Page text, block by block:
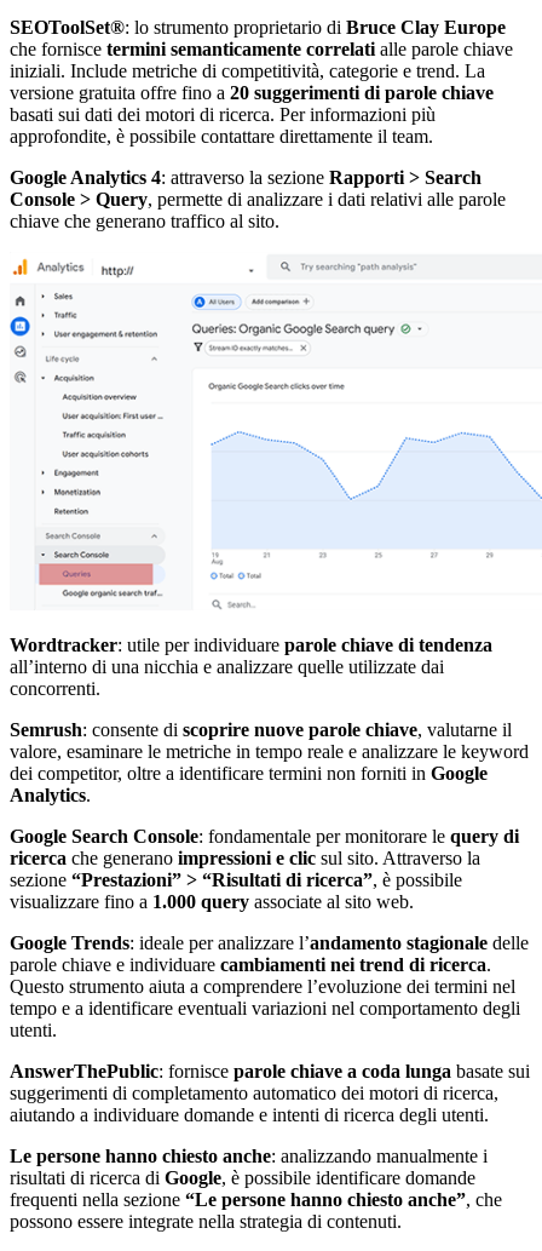
SEOToolSet®: lo strumento proprietario di Bruce Clay Europe
che fornisce termini semanticamente correlati alle parole chiave
iniziali. Include metriche di competitività, categorie e trend. La
versione gratuita offre fino a 20 suggerimenti di parole chiave
basati sui dati dei motori di ricerca. Per informazioni più
approfondite, è possibile contattare direttamente il team.
Google Analytics 4: attraverso la sezione Rapporti > Search
Console > Query, permette di analizzare i dati relativi alle parole
chiave che generano traffico al sito.
Wordtracker: utile per individuare parole chiave di tendenza
all’interno di una nicchia e analizzare quelle utilizzate dai
concorrenti.
Semrush: consente di scoprire nuove parole chiave, valutarne il
valore, esaminare le metriche in tempo reale e analizzare le keyword
dei competitor, oltre a identificare termini non forniti in Google
Analytics.
Google Search Console: fondamentale per monitorare le query di
ricerca che generano impressioni e clic sul sito. Attraverso la
sezione “Prestazioni” > “Risultati di ricerca”, è possibile
visualizzare fino a 1.000 query associate al sito web.
Google Trends: ideale per analizzare l’andamento stagionale delle
parole chiave e individuare cambiamenti nei trend di ricerca.
Questo strumento aiuta a comprendere l’evoluzione dei termini nel
tempo e a identificare eventuali variazioni nel comportamento degli
utenti.
AnswerThePublic: fornisce parole chiave a coda lunga basate sui
suggerimenti di completamento automatico dei motori di ricerca,
aiutando a individuare domande e intenti di ricerca degli utenti.
Le persone hanno chiesto anche: analizzando manualmente i
risultati di ricerca di Google, è possibile identificare domande
frequenti nella sezione “Le persone hanno chiesto anche”, che
possono essere integrate nella strategia di contenuti.